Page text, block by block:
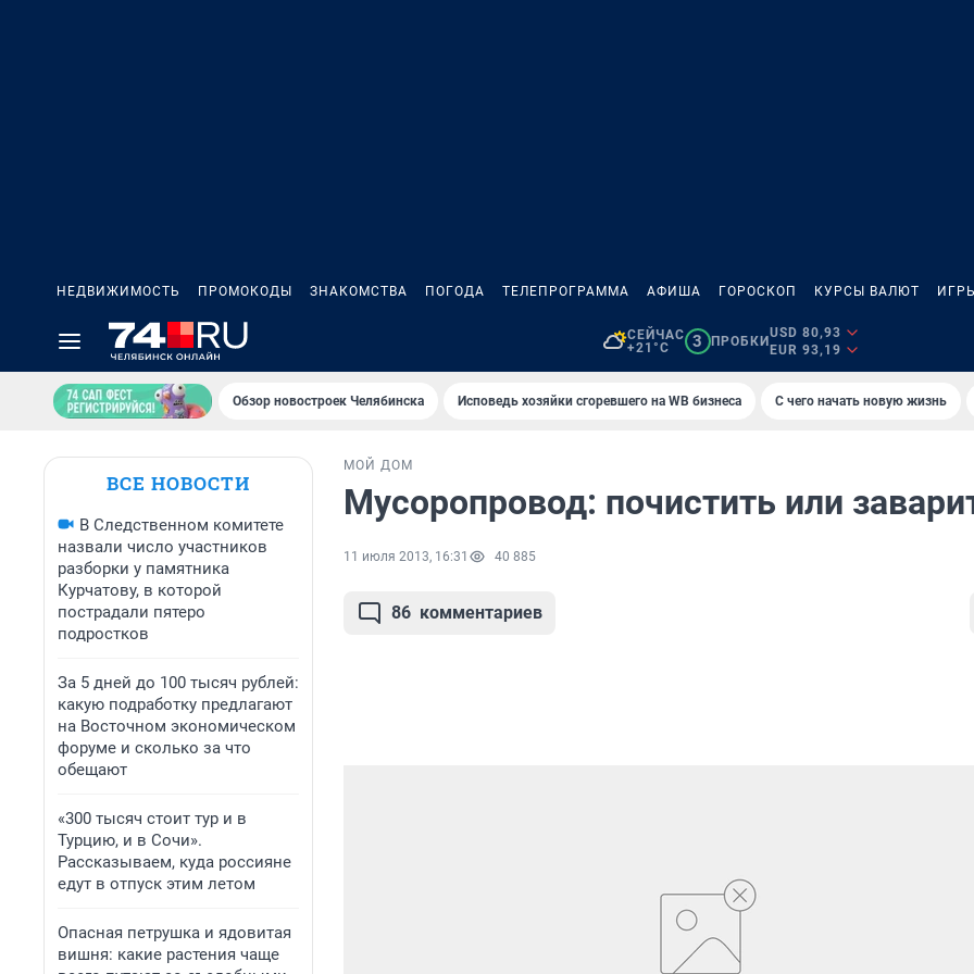
НЕДВИЖИМОСТЬ ПРОМОКОДЫ ЗНАКОМСТВА ПОГОДА ТЕЛЕПРОГРАММА АФИША ГОРОСКОП КУРСЫ ВАЛЮТ
СЕЙЧАС
+21°C
3 ПРОБКИ
USD 80,93
EUR 93,19
Обзор новостроек Челябинска Исповедь хозяйки сгоревшего на WB бизнеса С чего начать новую жизнь
ВСЕ НОВОСТИ
В Следственном комитете
назвали число участников
разборки у памятника
Курчатову, в которой
пострадали пятеро
подростков
За 5 дней до 100 тысяч рублей:
какую подработку предлагают
на Восточном экономическом
форуме и сколько за что
обещают
«300 тысяч стоит тур и в
Турцию, и в Сочи».
Рассказываем, куда россияне
едут в отпуск этим летом
Опасная петрушка и ядовитая
вишня: какие растения чаще
МОЙ ДОМ
Мусоропровод: почистить или
11 июля 2013, 16:31 40 885
86 комментариев